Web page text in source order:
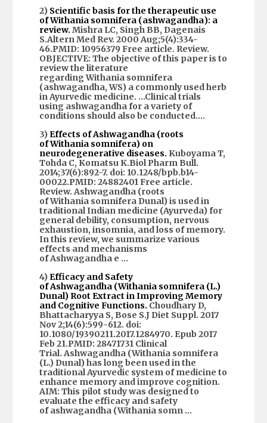
2) Scientific basis for the therapeutic use
ofWithania somnifera (ashwagandha): a
review. Mishra LC, Singh BB, Dagenais
S.Altern Med Rev. 2000 Aug;5(4):334-
46.PMID: 10956379 Free article. Review.
OBJECTIVE: The objective of this paper is to
review the literature
regardingWithania somnifera
(ashwagandha, WS) a commonly used herb
in Ayurvedic medicine. …Clinical trials
using ashwagandha for a variety of
conditions should also be conducted….
3)Effects ofAshwagandha (roots
ofWithania somnifera) on
neurodegenerative diseases. Kuboyama T,
Tohda C, Komatsu K.Biol Pharm Bull.
2014;37(6):892-7. doi: 10.1248/bpb.b14-
00022.PMID: 24882401Free article.
Review.Ashwagandha (roots
ofWithania somnifera Dunal) is used in
traditional Indian medicine (Ayurveda) for
general debility, consumption, nervous
exhaustion, insomnia, and loss of memory.
In this review, we summarize various
effects and mechanisms
ofAshwagandha e …
4)Efficacy and Safety
ofAshwagandha (Withania somnifera (L.)
Dunal) Root Extract in Improving Memory
and Cognitive Functions. Choudhary D,
Bhattacharyya S, Bose S.J Diet Suppl. 2017
Nov 2;14(6):599-612. doi:
10.1080/19390211.2017.1284970. Epub 2017
Feb 21.PMID: 28471731 Clinical
Trial.Ashwagandha (Withania somnifera
(L.) Dunal) has long been used in the
traditional Ayurvedic system of medicine to
enhance memory and improve cognition.
AIM: This pilot study was designed to
evaluate the efficacy and safety
ofashwagandha (Withania somn …